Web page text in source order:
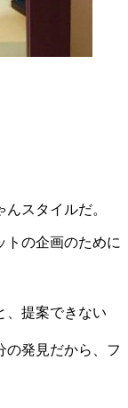
スタイルだ。
トの企画のために
、提案できない
発見だから、 フ